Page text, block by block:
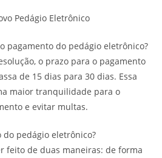
Pedágio Eletrônico
pagamento do pedágio eletrônico?
o prazo para o pagamento
de 15 dias para 30 dias. Essa
maior tranquilidade para o
e evitar multas.
do pedágio eletrônico?
feito de duas maneiras: de forma